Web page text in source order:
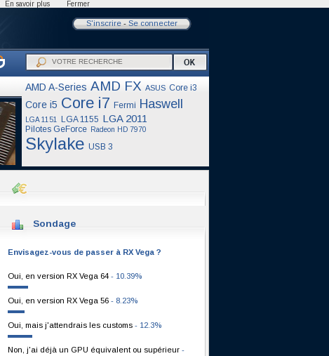
S'inscrire- Se connecter
AMD A-Series AMD FX ASUS Core i3
Core i5 Core i7 Fermi Haswell
LGA 1151 LGA 1155 LGA 2011
Pilotes GeForce Radeon HD 7970
Skylake USB 3
Sondage
Envisagez-vous de passer à RX Vega ?
Oui, en version RX Vega 64 - 10.39%
Oui, en version RX Vega 56 - 8.23%
Oui, mais j'attendrais les customs - 12.3%
Non, j'ai déjà un GPU équivalent ou supérieur -
En savoir plus Fermer